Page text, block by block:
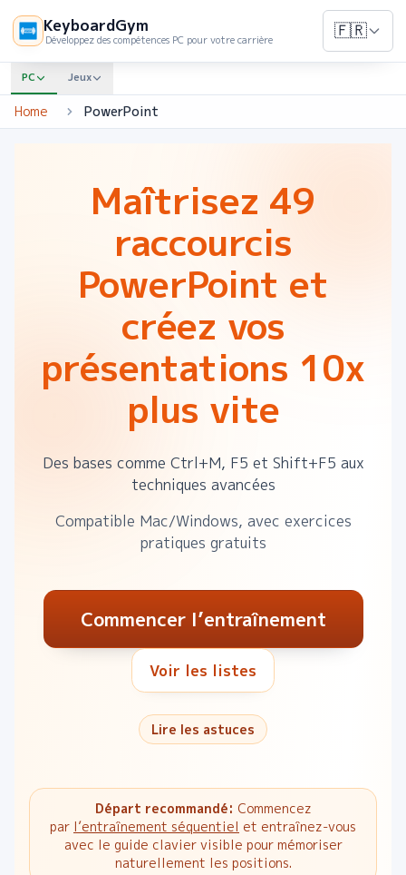
KeyboardGym
Développez des compétences PC pour votre carrière 🇫🇷
PC Jeux
Home PowerPoint
Maîtrisez 49
raccourcis
PowerPoint et
créez vos
présentations 10x
plus vite
Des bases comme Ctrl+M, F5 et Shift+F5 aux
techniques avancées
Compatible Mac/Windows, avec exercices
pratiques gratuits
Commencer l’entraînement
Voir les listes
Lire les astuces
Départ recommandé: Commencez
par l’entraînement séquentiel et entraînez-vous
avec le guide clavier visible pour mémoriser
naturellement les positions.